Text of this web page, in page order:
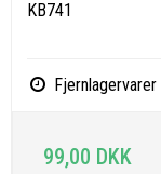
KB741
99,00 DKK